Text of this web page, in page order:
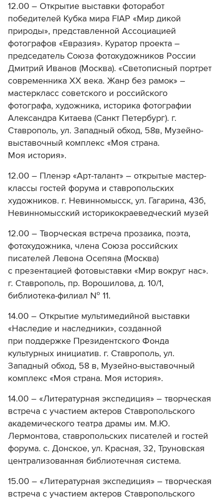
12.00 – Открытие выставки фоторабот
победителей Кубка мира FIAP «Мир дикой
природы», представленной Ассоциацией
фотографов «Евразия». Куратор проекта –
председатель Союза фотохудожников России
Дмитрий Иванов (Москва). «Светописный портрет
современника ХХ века. Жанр без рамок» –
мастеркласс советского и российского
фотографа, художника, историка фотографии
Александра Китаева (Санкт Петербург). г.
Ставрополь, ул. Западный обход, 58в, Музейно-
выставочный комплекс «Моя страна.
Моя история».
12.00 – Пленэр «Арт-талант» – открытые мастер-
классы гостей форума и ставропольских
художников. г. Невинномысск, ул. Гагарина, 43б,
Невинномысский историкокраеведческий музей
12.00 – Творческая встреча прозаика, поэта,
фотохудожника, члена Союза российских
писателей Левона Осепяна (Москва)
с презентацией фотовыставки «Мир вокруг нас».
г. Ставрополь, пр. Ворошилова, д. 10/1,
библиотека-филиал № 11.
14.00 – Открытие мультимедийной выставки
«Наследие и наследники», созданной
при поддержке Президентского Фонда
культурных инициатив. г. Ставрополь, ул.
Западный обход, 58 в, Музейно-выставочный
комплекс «Моя страна. Моя история».
14.00 – «Литературная экспедиция» – творческая
встреча с участием актеров Ставропольского
академического театра драмы им. М.Ю.
Лермонтова, ставропольских писателей и гостей
форума. с. Донское, ул. Красная, 32, Труновская
централизованная библиотечная система.
15.00 – «Литературная экспедиция» – творческая
встреча с участием актеров Ставропольского